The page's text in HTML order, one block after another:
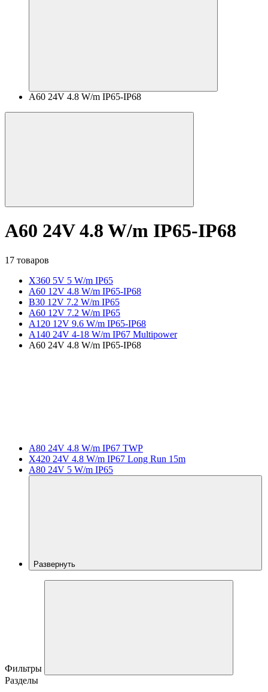
A60 24V 4.8 W/m IP65-IP68
A60 24V 4.8 W/m IP65-IP68
17 товаров
X360 5V 5 W/m IP65
A60 12V 4.8 W/m IP65-IP68
B30 12V 7.2 W/m IP65
A60 12V 7.2 W/m IP65
A120 12V 9.6 W/m IP65-IP68
A140 24V 4-18 W/m IP67 Multipower
A60 24V 4.8 W/m IP65-IP68
A80 24V 4.8 W/m IP67 TWP
X420 24V 4.8 W/m IP67 Long Run 15m
A80 24V 5 W/m IP65
Развернуть
Фильтры
Разделы